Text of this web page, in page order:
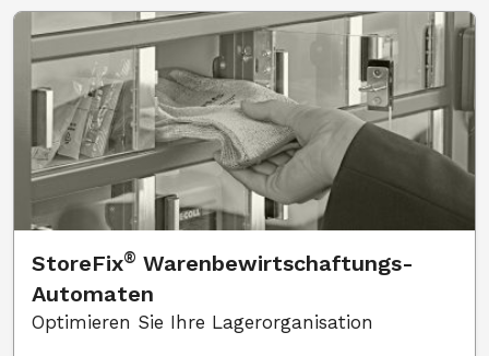
StoreFix® Warenbewirtschaftungs-
Automaten
Optimieren Sie Ihre Lagerorganisation